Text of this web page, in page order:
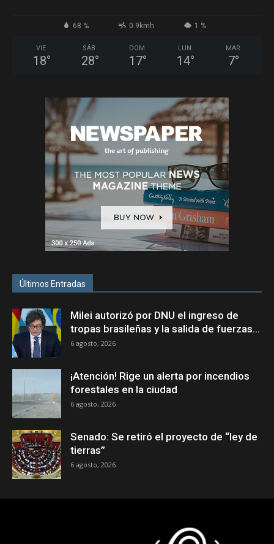
68 % 0.9kmh 1 %
VIE
18°
SÁB
28°
DOM
17°
LUN
14°
MAR
7°
Últimos Entradas
Milei autorizó por DNU el ingreso de
tropas brasileñas y la salida de fuerzas...
6 agosto, 2026
¡Atención! Rige un alerta por incendios
forestales en la ciudad
6 agosto, 2026
Senado: Se retiró el proyecto de “ley de
tierras”
6 agosto, 2026